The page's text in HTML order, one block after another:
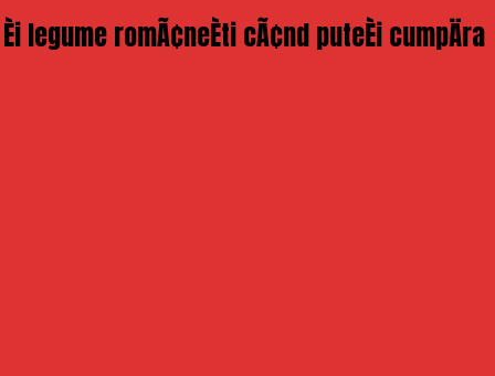
legume romÃ¢neÈti cÃ¢nd puteÈi cumpÄra